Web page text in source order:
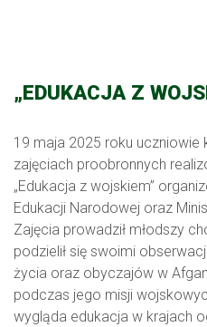
„EDUKACJA Z
19 maja 2025 roku uczniowie
zajęciach proobronnych
„Edukacja z wojskiem”
Edukacji Narodowej oraz
Zajęcia prowadził młodszy
podzielił się swoimi
życia oraz obyczajów w
podczas jego misji
wygląda edukacja w krajach